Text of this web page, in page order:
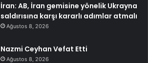
İran: AB, İran gemisine yönelik Ukrayna
saldırısına karşı kararlı adımlar atmalı
Ağustos 8, 2026
Nazmi Ceyhan Vefat Etti
Ağustos 8, 2026